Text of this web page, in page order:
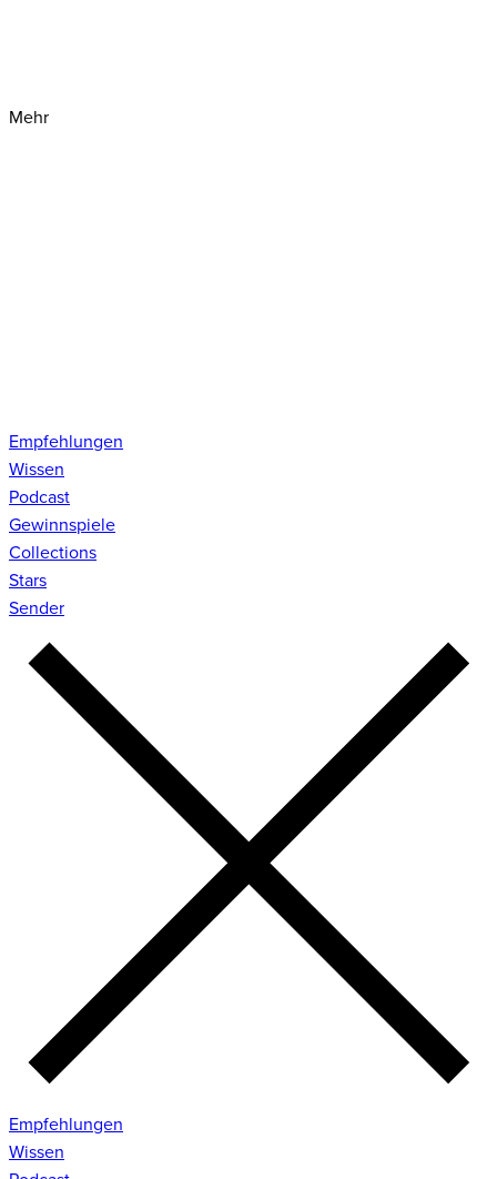
Mehr
Empfehlungen
Wissen
Podcast
Gewinnspiele
Collections
Stars
Sender
Empfehlungen
Wissen